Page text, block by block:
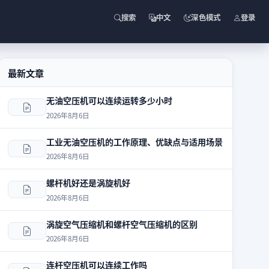
搜索 中文 深色模式 登录
最新文章
无油空压机可以连续运转多少小时
2026年8月6日
工业无油空压机的工作原理、优缺点与适用场景
2026年8月6日
螺杆机好还是涡旋机好
2026年8月6日
涡旋空气压缩机和螺杆空气压缩机的区别
2026年8月6日
连杆空压机可以连续工作吗